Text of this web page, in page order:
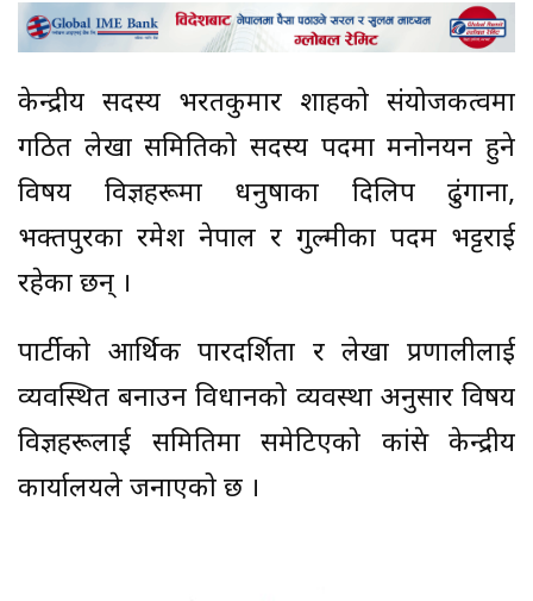
केन्द्रीय सदस्य भरतकुमार शाहको संयोजकत्वमा
गठित लेखा समितिको सदस्य पदमा मनोनयन हुने
विषय विज्ञहरूमा धनुषाका दिलिप ढुंगाना,
भक्तपुरका रमेश नेपाल र गुल्मीका पदम भट्टराई
रहेका छन् ।
पार्टीको आर्थिक पारदर्शिता र लेखा प्रणालीलाई
व्यवस्थित बनाउन विधानको व्यवस्था अनुसार विषय
विज्ञहरूलाई समितिमा समेटिएको कांग्रेस केन्द्रीय
कार्यालयले जनाएको छ ।